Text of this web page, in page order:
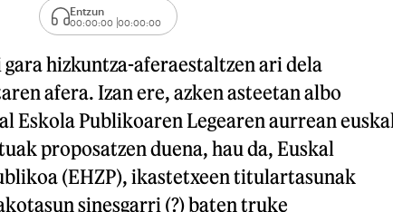
Entzun
00:00:00 00:00:00
hizkuntza-aferaestaltzen ari dela
afera. Izan ere, azken asteetan albo
Eskola Publikoaren Legearen aurrean
proposatzen duena, hau da, Euskal
(EHZP), ikastetxeen titulartasunak
sinesgarri (?) baten truke